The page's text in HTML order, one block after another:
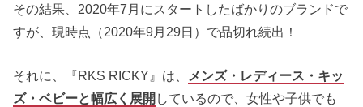
その結果、2020年7月にスタートしたばかりのブランドで
すが、現時点（2020年9月29日）で品切れ続出！
それに、『RKS RICKY』は、
メンズ・レディース・キッ
ズ・ベビーと幅広く展開 しているので、女性や子供でも